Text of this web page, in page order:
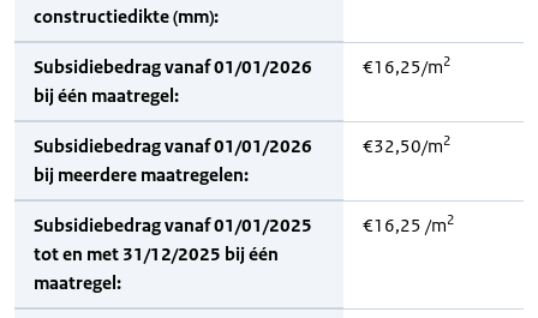
constructiedikte (mm):
Subsidiebedrag vanaf 01/01/2026
bij één maatregel:
€16,25/m2
Subsidiebedrag vanaf 01/01/2026
bij meerdere maatregelen:
€32,50/m2
Subsidiebedrag vanaf 01/01/2025
tot en met 31/12/2025 bij één
maatregel:
€16,25 /m2